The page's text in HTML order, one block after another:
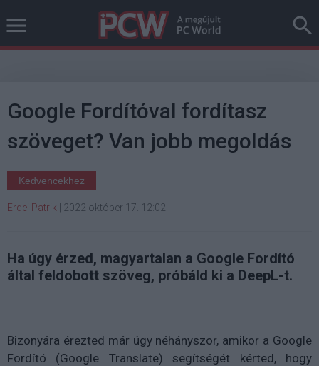
Google Fordítóval fordítasz
szöveget? Van jobb megoldás
Kedvencekhez
Erdei Patrik 2022 október 17. 12:02
Ha úgy érzed, magyartalan a Google Fordító
által feldobott szöveg, próbáld ki a DeepL-t.
Bizonyára érezted már úgy néhányszor, amikor a Google
Fordító (Google Translate) segítségét kérted, hogy